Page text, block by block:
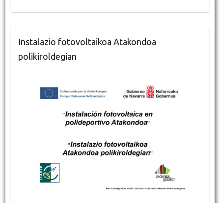
Instalazio fotovoltaikoa Atakondoa
polikiroldegian